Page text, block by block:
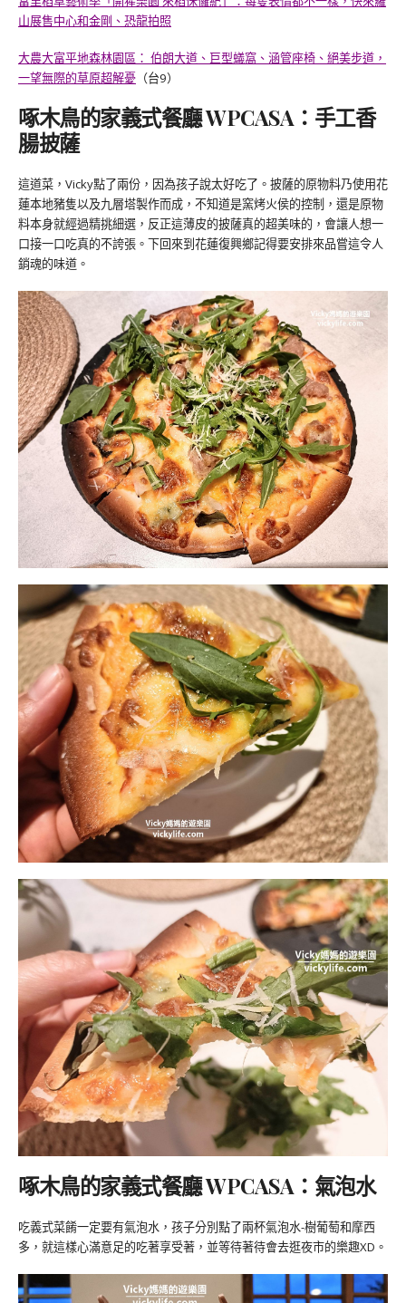
山展售中心和金剛、恐龍拍照
大農大富平地森林園區： 伯朗大道、巨型蟻窩、涵管座椅、絕美步道，
一望無際的草原超解憂 （台9）
啄木鳥的家義式餐廳 WPCASA：手工香
腸披薩
這道菜，Vicky點了兩份，因為孩子說太好吃了。披薩的原物料乃使用花
蓮本地豬隻以及九層塔製作而成，不知道是窯烤火侯的控制，還是原物
料本身就經過精挑細選，反正這薄皮的披薩真的超美味的，會讓人想一
口接一口吃真的不誇張。下回來到花蓮復興鄉記得要安排來品嘗這令人
銷魂的味道。
啄木鳥的家義式餐廳 WPCASA：氣泡水
吃義式菜餚一定要有氣泡水，孩子分別點了兩杯氣泡水-樹葡萄和摩西
多，就這樣心滿意足的吃著享受著，並等待著待會去逛夜市的樂趣XD。